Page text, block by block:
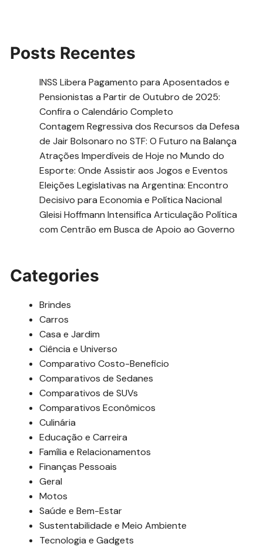
Posts Recentes
INSS Libera Pagamento para Aposentados e
Pensionistas a Partir de Outubro de 2025:
Confira o Calendário Completo
Contagem Regressiva dos Recursos da Defesa
de Jair Bolsonaro no STF: O Futuro na Balança
Atrações Imperdíveis de Hoje no Mundo do
Esporte: Onde Assistir aos Jogos e Eventos
Eleições Legislativas na Argentina: Encontro
Decisivo para Economia e Política Nacional
Gleisi Hoffmann Intensifica Articulação Política
com Centrão em Busca de Apoio ao Governo
Categories
Brindes
Carros
Casa e Jardim
Ciência e Universo
Comparativo Costo-Beneficio
Comparativos de Sedanes
Comparativos de SUVs
Comparativos Econômicos
Culinária
Educação e Carreira
Família e Relacionamentos
Finanças Pessoais
Geral
Motos
Saúde e Bem-Estar
Sustentabilidade e Meio Ambiente
Tecnologia e Gadgets